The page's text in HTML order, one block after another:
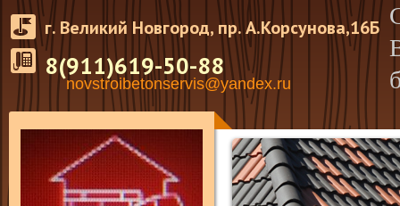
г. Великий Новгород, пр. А.Корсунова,16Б
8(911)619-50-88
novstroibetonservis@yandex.ru